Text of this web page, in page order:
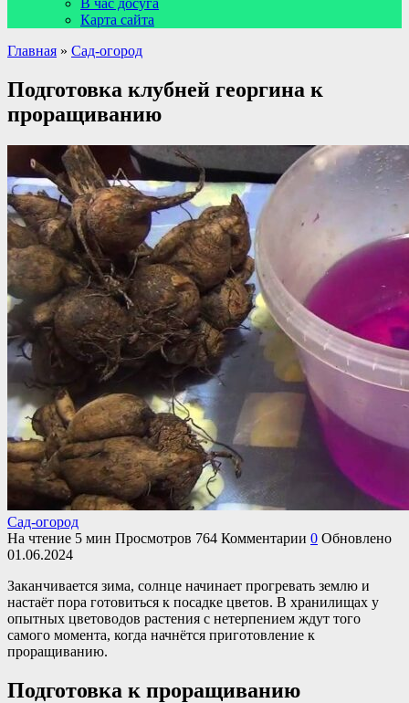
В час досуга
Карта сайта
Главная » Сад-огород
Подготовка клубней георгина к
проращиванию
Сад-огород
На чтение 5 мин Просмотров 764 Комментарии 0 Обновлено
01.06.2024
Заканчивается зима, солнце начинает прогревать землю и
настаёт пора готовиться к посадке цветов. В хранилищах у
опытных цветоводов растения с нетерпением ждут того
самого момента, когда начнётся приготовление к
проращиванию.
Подготовка к проращиванию